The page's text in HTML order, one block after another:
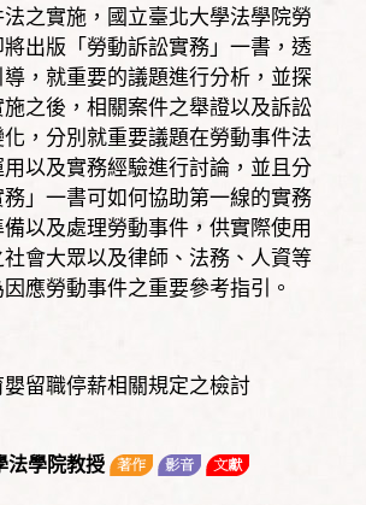
之實施，國立臺北大學法學院勞
出版「勞動訴訟實務」一書，透
，就重要的議題進行分析，並探
之後，相關案件之舉證以及訴訟
，分別就重要議題在勞動事件法
以及實務經驗進行討論，並且分
」一書可如何協助第一線的實務
以及處理勞動事件，供實際使用
會大眾以及律師、法務、人資等
應勞動事件之重要參考指引。
留職停薪相關規定之檢討
法學院教授